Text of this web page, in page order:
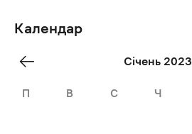
Календар
Січень 2023
П В С Ч
«
Dec